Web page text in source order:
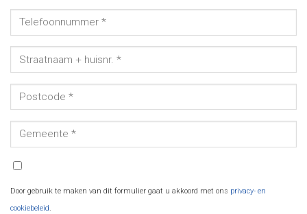
Door gebruik te maken van dit formulier gaat u akkoord met ons privacy- en
cookiebeleid.